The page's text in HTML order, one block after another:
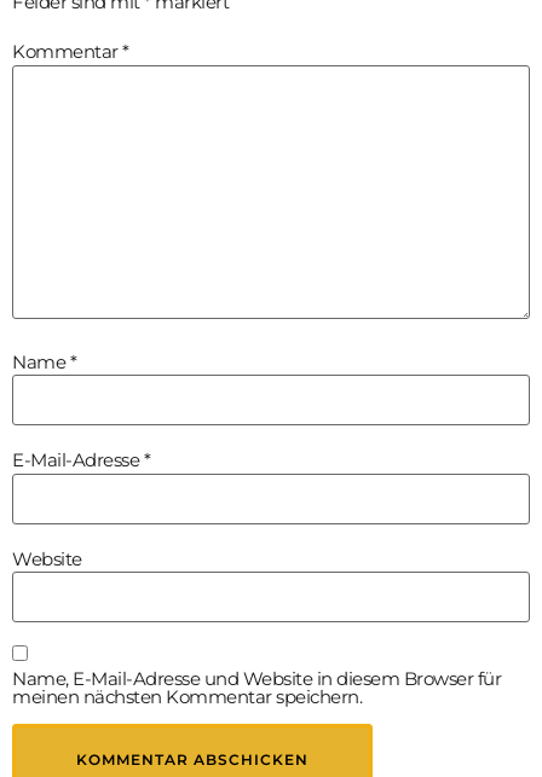
Kommentar*
Name*
E-Mail-Adresse*
Website
Name, E-Mail-Adresse und Website in diesem Browser für
meinen nächsten Kommentar speichern.